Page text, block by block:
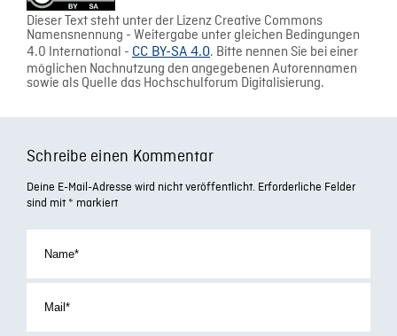
Dieser Text steht unter der Lizenz Creative Commons
Namensnennung - Weitergabe unter gleichen Bedingungen
4.0 International - CC BY-SA 4.0. Bitte nennen Sie bei einer
möglichen Nachnutzung den angegebenen Autorennamen
sowie als Quelle das Hochschulforum Digitalisierung.
Schreibe einen Kommentar
Deine E-Mail-Adresse wird nicht veröffentlicht. Erforderliche Felder
sind mit * markiert